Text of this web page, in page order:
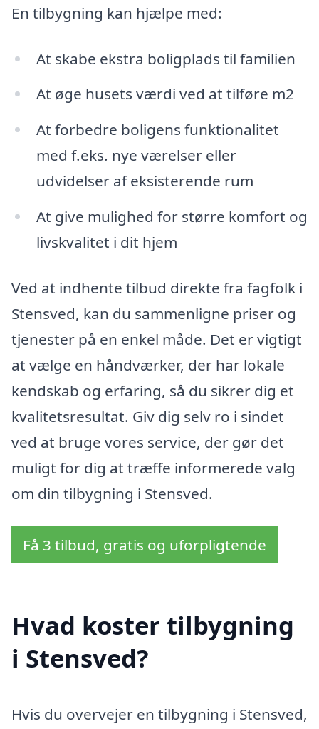
En tilbygning kan hjælpe med:
At skabe ekstra boligplads til familien
At øge husets værdi ved at tilføre m2
At forbedre boligens funktionalitet
med f.eks. nye værelser eller
udvidelser af eksisterende rum
At give mulighed for større komfort og
livskvalitet i dit hjem
Ved at indhente tilbud direkte fra fagfolk i
Stensved, kan du sammenligne priser og
tjenester på en enkel måde. Det er vigtigt
at vælge en håndværker, der har lokale
kendskab og erfaring, så du sikrer dig et
kvalitetsresultat. Giv dig selv ro i sindet
ved at bruge vores service, der gør det
muligt for dig at træffe informerede valg
om din tilbygning i Stensved.
Få 3 tilbud, gratis og uforpligtende
Hvad koster tilbygning
i Stensved?
Hvis du overvejer en tilbygning i Stensved,